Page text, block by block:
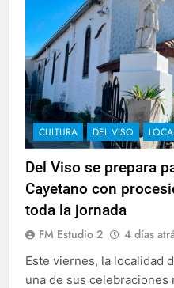
CULTURA DEL VISO
Del Viso se prepara
Cayetano con
toda la jornada
FM Estudio 2 4 días
Este viernes, la localidad
una de sus